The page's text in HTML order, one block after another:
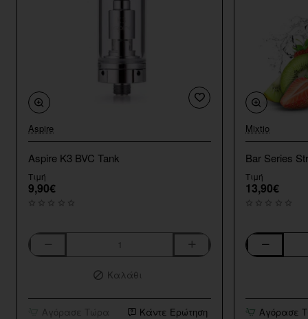
Aspire
Aspire K3 BVC Tank
Τιμή
9,90€
Aspire
Καλάθι
Αγόρασε Τώρα Κάντε Ερώτηση
Mixtio
Bar Series
Τιμή
13,90€
Bar
10ml/120ml
Αγόρασε